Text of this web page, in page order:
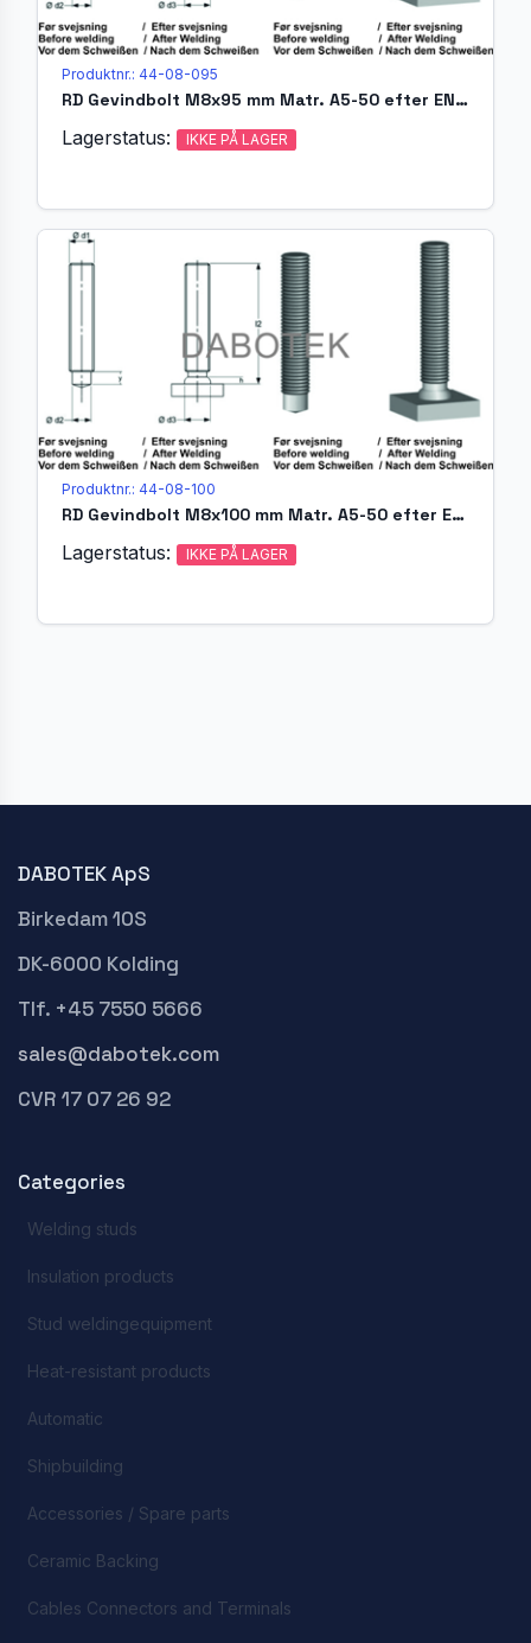
Produktnr.: 44-08-095
RD Gevindbolt M8x95 mm Matr. A5-50 efter EN ISO 13918 (MR)
Lagerstatus: IKKE PÅ LAGER
Produktnr.: 44-08-100
RD Gevindbolt M8x100 mm Matr. A5-50 efter EN ISO 13918 (MR)
Lagerstatus: IKKE PÅ LAGER
DABOTEK ApS
Birkedam 10S
DK-6000 Kolding
Tlf. +45 7550 5666
sales@dabotek.com
CVR 17 07 26 92
Categories
Welding studs
Insulation products
Stud weldingequipment
Heat-resistant products
Automatic
Shipbuilding
Accessories / Spare parts
Ceramic Backing
Cables Connectors and Terminals